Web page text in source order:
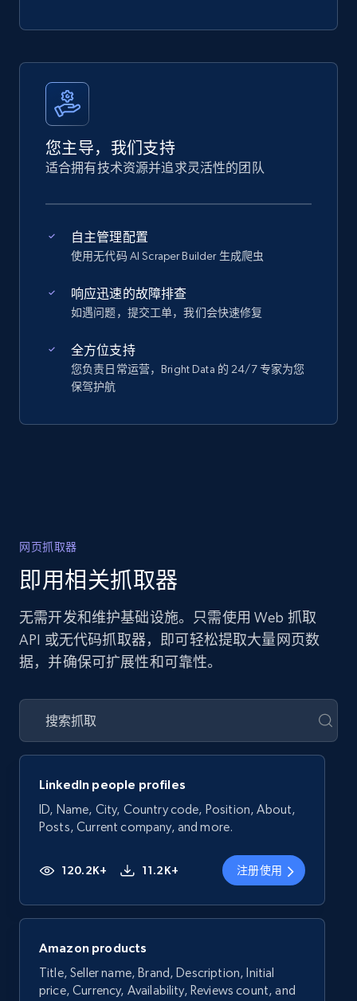
您主导，我们支持
适合拥有技术资源并追求灵活性的团队
自主管理配置
使用无代码 AI Scraper Builder 生成爬虫
响应迅速的故障排查
如遇问题，提交工单，我们会快速修复
全方位支持
您负责日常运营，Bright Data 的 24/7 专家为您
保驾护航
网页抓取器
即用相关抓取器
无需开发和维护基础设施。只需使用 Web 抓取
API 或无代码抓取器，即可轻松提取大量网页数
据，并确保可扩展性和可靠性。
LinkedIn people profiles
ID, Name, City, Country code, Position, About,
Posts, Current company, and more.
120.2K+ 11.2K+ 注册使用
Amazon products
Title, Seller name, Brand, Description, Initial
price, Currency, Availability, Reviews count, and